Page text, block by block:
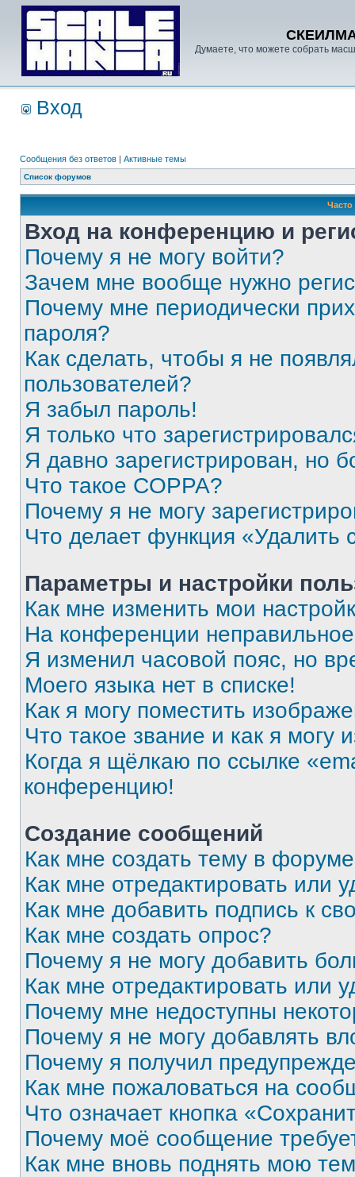
Думаете, что можете собрать
Вход
Сообщения без ответов | Активные темы
Список форумов
Вход на конференцию и
Почему я не могу войти?
Зачем мне вообще нужно
Почему мне периодически
пароля?
Как сделать, чтобы я не
пользователей?
Я забыл пароль!
Я только что
Я давно зарегистрирован, но
Что такое COPPA?
Почему я не могу
Что делает функция «Удалить
Параметры и настройки
Как мне изменить мои
На конференции
Я изменил часовой пояс, но
Моего языка нет в списке!
Как я могу поместить
Что такое звание и как я могу
Когда я щёлкаю по ссылке
конференцию!
Создание сообщений
Как мне создать тему в
Как мне отредактировать или
Как мне добавить подпись к
Как мне создать опрос?
Почему я не могу добавить
Как мне отредактировать или
Почему мне недоступны
Почему я не могу добавлять
Почему я получил
Как мне пожаловаться на
Что означает кнопка
Почему моё сообщение
Как мне вновь поднять мою